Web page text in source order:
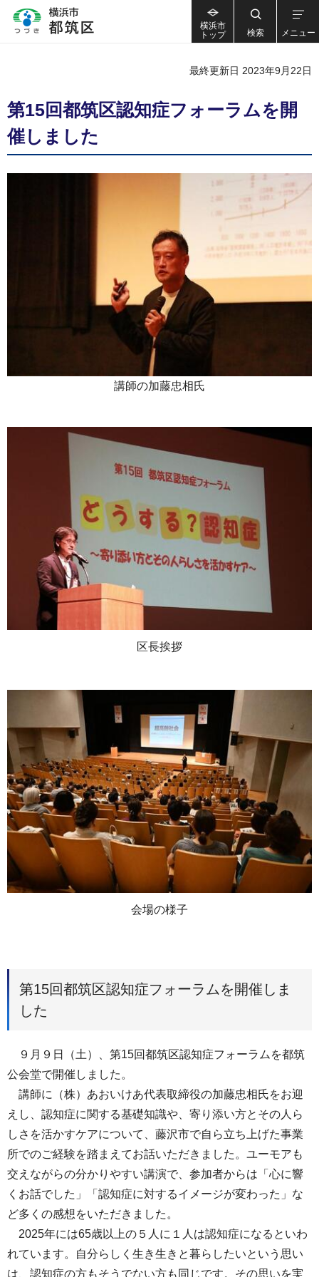
横浜市
トップ
検索 メニュー
最終更新日 2023年9月22日
第15回都筑区認知症フォーラムを開
催しました
講師の加藤忠相氏
区長挨拶
会場の様子
第15回都筑区認知症フォーラムを開催しま
した
９月９日（土）、第15回都筑区認知症フォーラムを都筑
公会堂で開催しました。
講師に（株）あおいけあ代表取締役の加藤忠相氏をお迎
えし、認知症に関する基礎知識や、寄り添い方とその人ら
しさを活かすケアについて、藤沢市で自ら立ち上げた事業
所でのご経験を踏まえてお話いただきました。ユーモアも
交えながらの分かりやすい講演で、参加者からは「心に響
くお話でした」「認知症に対するイメージが変わった」な
ど多くの感想をいただきました。
2025年には65歳以上の５人に１人は認知症になるといわ
れています。自分らしく生き生きと暮らしたいという思い
は、認知症の方もそうでない方も同じです。その思いを実